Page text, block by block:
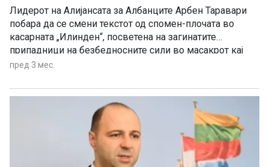
Лидерот на Алијансата за Албанците Арбен Таравари
побара да се смени текстот од спомен-плочата во
касарната „Илинден“, посветена на загинатите
припадници на безбедносните сили во масакрот кај
Вејце во 2001 година, каде што на 28 април 2026
оддаде почит. Таравари смета дека изразот „Паднати
во војна против албански терористи“, кој што стои на
плочата, е „неприфатлив и навредлив за дел од
граѓаните“. Инаку, масакрот кај Вејце се смета како
најкрвав и најбрутален настан во поновата историја на
Македонија. На 28 април 2001 година околу 18 часот од
пред 3 мес.